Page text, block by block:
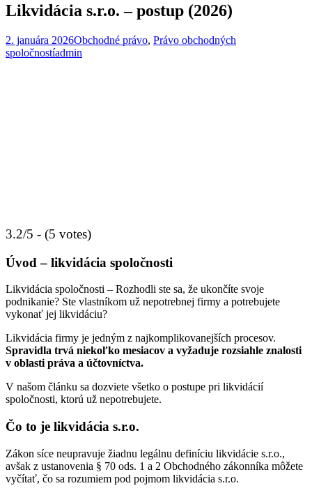
Likvidácia s.r.o. – postup (2026)
2. januára 2026Obchodné právo, Právo obchodných
spoločnostíadmin
3.2/5 - (5 votes)
Úvod – likvidácia spoločnosti
Likvidácia spoločnosti – Rozhodli ste sa, že ukončíte svoje
podnikanie? Ste vlastníkom už nepotrebnej firmy a potrebujete
vykonať jej likvidáciu?
Likvidácia firmy je jedným z najkomplikovanejších procesov.
Spravidla trvá niekoľko mesiacov a vyžaduje rozsiahle znalosti
v oblasti práva a účtovníctva.
V našom článku sa dozviete všetko o postupe pri likvidácií
spoločnosti, ktorú už nepotrebujete.
Čo to je likvidácia s.r.o.
Zákon síce neupravuje žiadnu legálnu definíciu likvidácie s.r.o.,
avšak z ustanovenia § 70 ods. 1 a 2 Obchodného zákonníka môžete
vyčítať, čo sa rozumiem pod pojmom likvidácia s.r.o.